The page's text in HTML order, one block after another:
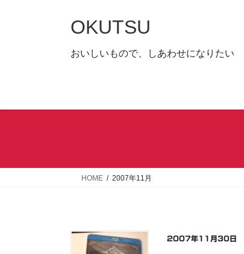
キ
に
OKUTSU
おいしいもので、しあわせになりたい
HOME 2007年11月
2007年11月30日